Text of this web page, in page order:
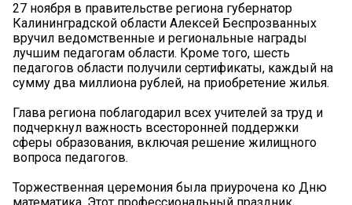
27 ноября в правительстве региона губернатор
Калининградской области Алексей Беспрозванных
вручил ведомственные и региональные награды
лучшим педагогам области. Кроме того, шесть
педагогов области получили сертификаты, каждый на
сумму два миллиона рублей, на приобретение жилья.
Глава региона поблагодарил всех учителей за труд и
подчеркнул важность всесторонней поддержки
сферы образования, включая решение жилищного
вопроса педагогов.
Торжественная церемония была приурочена ко Дню